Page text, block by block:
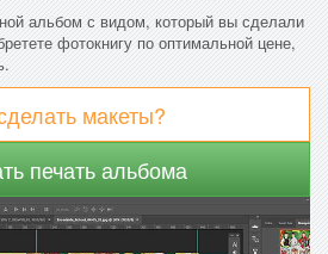
альбом с видом, который вы сделали
фотокнигу по оптимальной цене,
макеты?
печать альбома